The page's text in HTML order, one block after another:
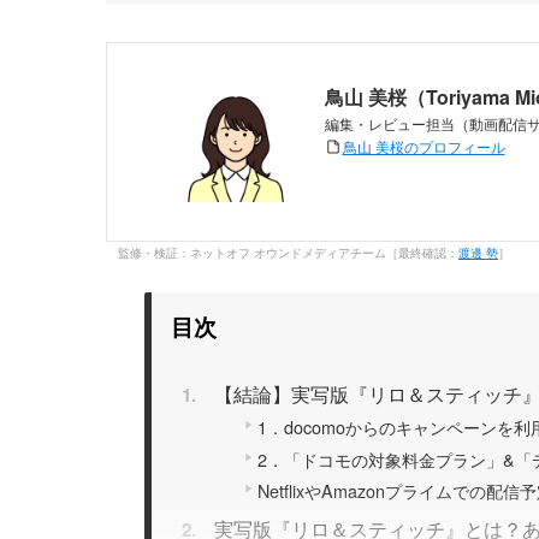
鳥山 美桜（Toriyama
編集・レビュー担当（動画配信
鳥山 美桜のプロフィール
監修・検証：ネットオフ オウンドメディアチーム［最終確認： 渡邊 勢］
目次
【結論】実写版『リロ＆スティッチ
1．docomoからのキャンペーンを
2．「ドコモの対象料金プラン」&
NetflixやAmazonプライムでの配信
実写版『リロ＆スティッチ』とは？